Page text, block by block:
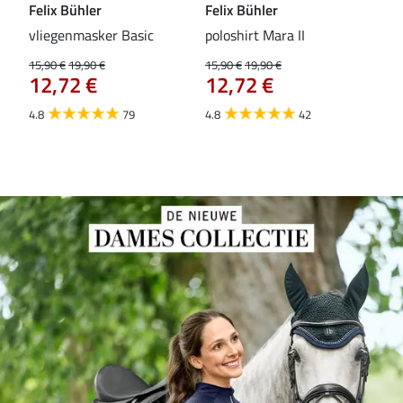
Felix Bühler
vliegenmasker Basic
15,90 €19,90 €
12,72 €
4.8 79
Felix Bühler
poloshirt Mara II
15,90 €19,90 €
12,72 €
4.8 42